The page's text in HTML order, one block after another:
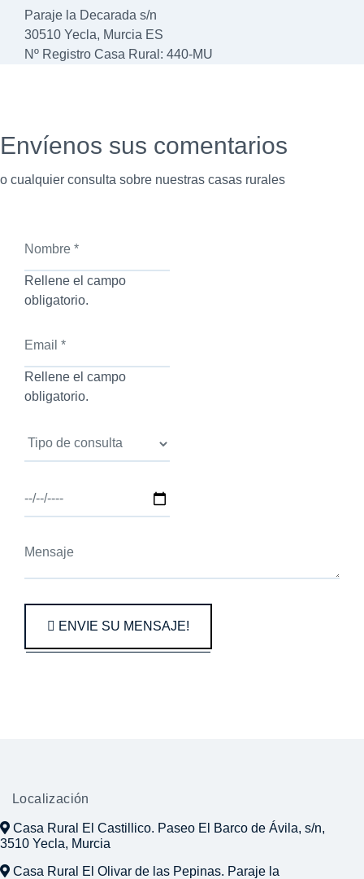
Paraje la Decarada s/n
30510 Yecla, Murcia ES
Nº Registro Casa Rural: 440-MU
Envíenos sus comentarios
o cualquier consulta sobre nuestras casas rurales
Nombre *
Rellene el campo
obligatorio.
Email *
Rellene el campo
obligatorio.
Mensaje
ENVIE SU MENSAJE!
Localización
Casa Rural El Castillico. Paseo El Barco de Ávila, s/n,
3510 Yecla, Murcia
Casa Rural El Olivar de las Pepinas. Paraje la